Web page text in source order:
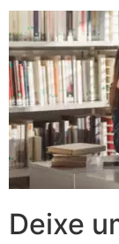
Deixe